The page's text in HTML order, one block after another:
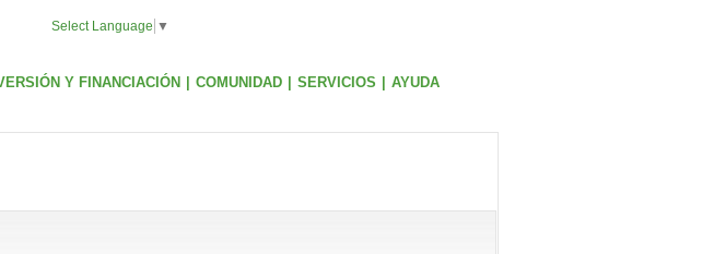
Select Language ▼
Y FINANCIACIÓN COMUNIDAD SERVICIOS AYUDA